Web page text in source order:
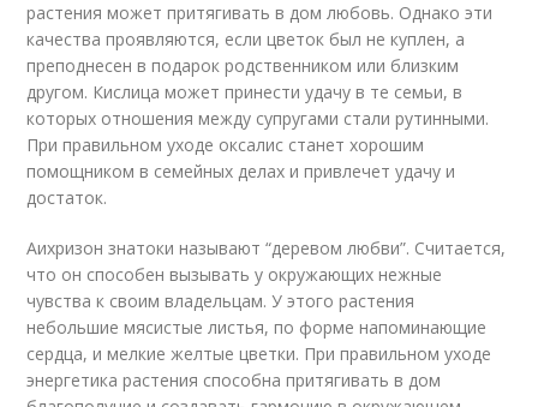
растения может притягивать в дом любовь. Однако эти
качества проявляются, если цветок был не куплен, а
преподнесен в подарок родственником или близким
другом. Кислица может принести удачу в те семьи, в
которых отношения между супругами стали рутинными.
При правильном уходе оксалис станет хорошим
помощником в семейных делах и привлечет удачу и
достаток.
Аихризон знатоки называют “деревом любви”. Считается,
что он способен вызывать у окружающих нежные
чувства к своим владельцам. У этого растения
небольшие мясистые листья, по форме напоминающие
сердца, и мелкие желтые цветки. При правильном уходе
энергетика растения способна притягивать в дом